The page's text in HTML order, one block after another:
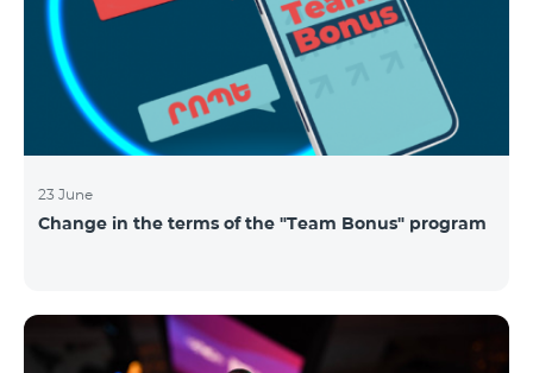
23 June
Change in the terms of the "Team Bonus" program